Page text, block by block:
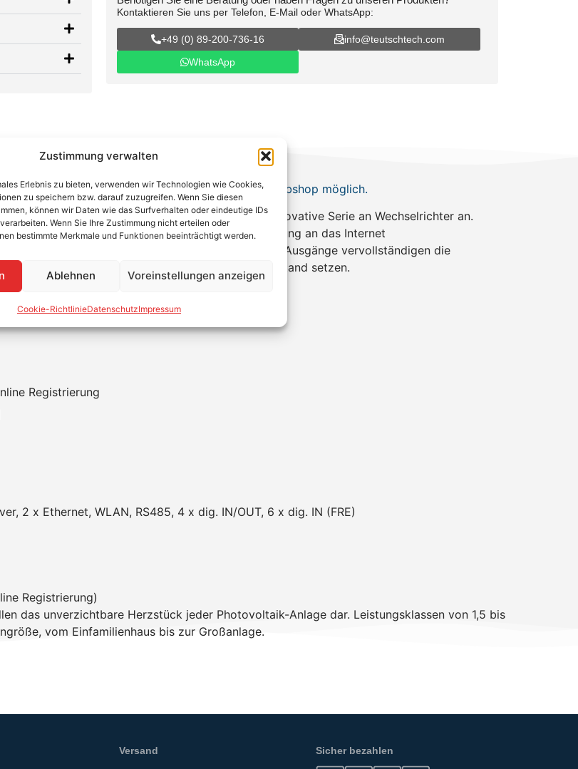
Zustimmung verwalten
Erlebnis zu bieten, verwenden wir Technologien wie Cookies,
zu speichern bzw. darauf zuzugreifen. Wenn Sie diesen
können wir Daten wie das Surfverhalten oder eindeutige IDs
Wenn Sie Ihre Zustimmung nicht erteilen oder
bestimmte Merkmale und Funktionen beeinträchtigt werden.
Ablehnen Voreinstellungen anzeigen
Cookie-RichtlinieDatenschutzImpressum
Kontaktieren Sie uns per Telefon, E-Mail oder WhatsApp:
+49 (0) 89-200-736-16
info@teutschtech.com
WhatsApp
Wechselrichter
nur noch direkt über den Fronius Solarweb-Webshop möglich.
Mit der Symo Produktfamilie bietet Fronius eine innovative Serie an Wechselrichter an.
der Elektronik getrennt. Die serienmäßige Anbindung an das Internet
Stromzähler, Rundsteuer Empfänger oder Relais Ausgänge vervollständigen die
den Wechselrichter im Fehlerfall auch Vor-Ort instand setzen.
Registrierung
2 x Ethernet, WLAN, RS485, 4 x dig. IN/OUT, 6 x dig. IN (FRE)
Registrierung)
das unverzichtbare Herzstück jeder Photovoltaik-Anlage dar. Leistungsklassen von 1,5 bis
vom Einfamilienhaus bis zur Großanlage.
Versand Sicher bezahlen